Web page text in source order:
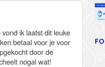
ik laatst dit leuke
betaal voor je voor
door de
nogal wat!